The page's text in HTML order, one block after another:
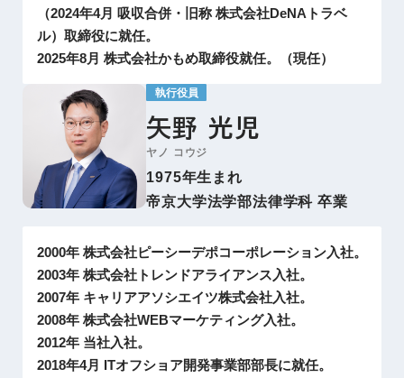
（2024年4月 吸収合併・旧称 株式会社DeNAトラベ
ル）取締役に就任。
2025年8月 株式会社かもめ取締役就任。（現任）
執行役員
矢野 光児
ヤノ コウジ
1975年生まれ
帝京大学法学部法律学科 卒業
2000年 株式会社ピーシーデポコーポレーション入社。
2003年 株式会社トレンドアライアンス入社。
2007年 キャリアアソシエイツ株式会社入社。
2008年 株式会社WEBマーケティング入社。
2012年 当社入社。
2018年4月 ITオフショア開発事業部部長に就任。